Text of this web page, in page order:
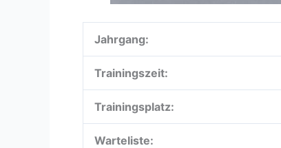
Jahrgang:
Trainingszeit:
Trainingsplatz:
Warteliste: